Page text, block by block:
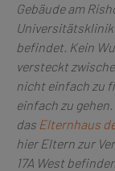
Gebäude am
befindet. Kein
versteckt
nicht einfach zu
einfach zu
das Elternhaus
hier Eltern zur
17A West